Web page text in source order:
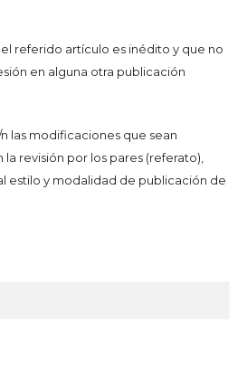
referido artículo es inédito y que no
en alguna otra publicación
las modificaciones que sean
la revisión por los pares (referato),
estilo y modalidad de publicación de